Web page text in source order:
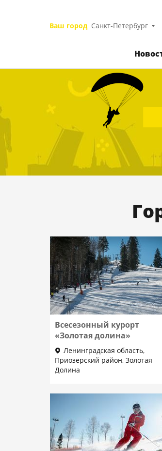
Ваш город Санкт-Петербург
Всесезонный курорт
«Золотая долина»
Ленинградская область,
Приозерский район, Золотая
Долина